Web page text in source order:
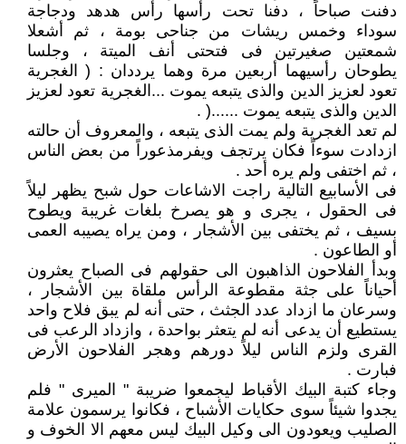
دفنت صباحاً ، دفنا تحت رأسها رأس هدهد ودجاجة
سوداء وخمس ريشات من جناحى بومة ، ثم أشعلا
شمعتين صغيرتين فى فتحتى أنف الميتة ، وجلسا
يطوحان رأسيهما أربعين مرة وهما يرددان : ( الغجرية
تعود لعزيز الدين والذى يتبعه يموت ...الغجرية تعود لعزيز
الدين والذى يتبعه يموت ......( .
لم تعد الغجرية ولم يمت الذى يتبعه ، والمعروف أن حالته
ازدادت سوءاً فكان يرتجف ويفرمذعوراً من بعض الناس
، ثم اختفى ولم يره أحد .
فى الأسابيع التالية راجت الاشاعات حول شبح يظهر ليلاً
فى الحقول ، يجرى و هو يصرخ بلغات غريبة ويطوح
بسيف ، ثم يختفى بين الأشجار ، ومن يراه يصيبه العمى
أو الطاعون .
وبدأ الفلاحون الذاهبون الى حقولهم فى الصباح يعثرون
أحياناً على جثة مقطوعة الرأس ملقاة بين الأشجار ،
وسرعان ما ازداد عدد الجثث ، حتى أنه لم يبق فلاح واحد
يستطيع أن يدعى أنه لم يتعثر بواحدة ، وازداد الرعب فى
القرى ولزم الناس ليلاً دورهم وهجر الفلاحون الأرض
فبارت .
وجاء كتبة البيك الأقباط ليجمعوا ضريبة " الميرى " فلم
يجدوا شيئاً سوى حكايات الأشباح ، فكانوا يرسمون علامة
الصليب ويعودون الى وكيل البيك ليس معهم الا الخوف و